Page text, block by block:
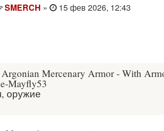
SMERCH » 15 фев 2026, 12:43
Mercenary Armor - With
Mayfly53
оружие